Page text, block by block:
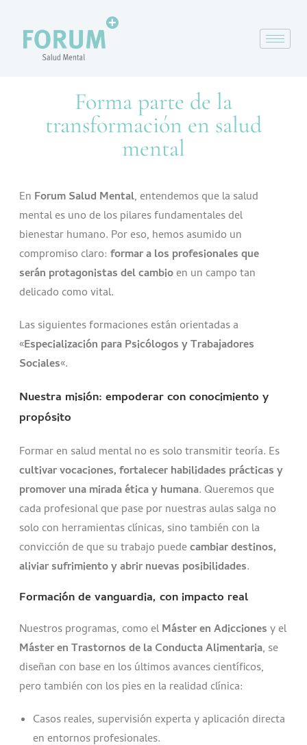
Forma parte de la
transformación en salud
mental
En Forum Salud Mental, entendemos que la salud
mental es uno de los pilares fundamentales del
bienestar humano. Por eso, hemos asumido un
compromiso claro:formar a los profesionales que
serán protagonistas del cambioen un campo tan
delicado como vital.
Las siguientes formaciones están orientadas a
«Especialización para Psicólogos y Trabajadores
Sociales«.
Nuestra misión: empoderar con conocimiento y
propósito
Formar en salud mental no es solo transmitir teoría. Es
cultivar vocaciones, fortalecer habilidades prácticas y
promover una mirada ética y humana. Queremos que
cada profesional que pase por nuestras aulas salga no
solo con herramientas clínicas, sino también con la
convicción de que su trabajo puedecambiar destinos,
aliviar sufrimiento y abrir nuevas posibilidades.
Formación de vanguardia, con impacto real
Nuestros programas, como elMáster en Adiccionesy el
Máster en Trastornos de la Conducta Alimentaria, se
diseñan con base en los últimos avances científicos,
pero también con los pies en la realidad clínica:
Casos reales, supervisión experta y aplicación directa
en entornos profesionales.